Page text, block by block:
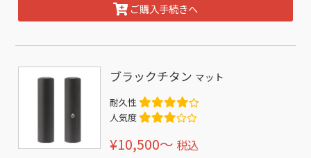
ご購入手続きへ
ブラックチタン マット
耐久性
人気度
¥10,500〜 税込